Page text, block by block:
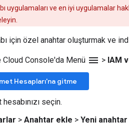
uygulamaları ve en iyi uygulamalar
için özel anahtar oluşturmak ve
Cloud Console'da Menü menu > IAM
Hesapları'na gitme
hesabınızı seçin.
> Anahtar ekle > Yeni